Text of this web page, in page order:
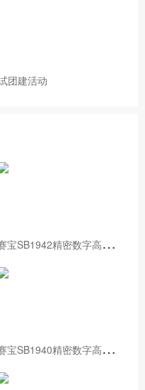
团建活动
赛
宝SB1942精密数字高压表
赛
宝SB1940精密数字高压表